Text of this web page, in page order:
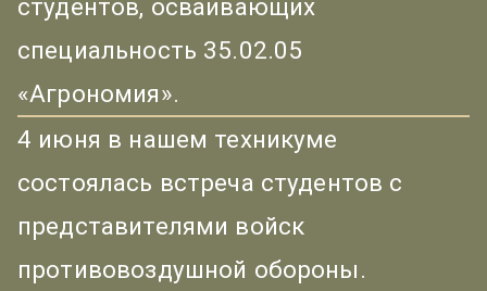
студентов, осваивающих
специальность 35.02.05
«Агрономия».
4 июня в нашем техникуме
состоялась встреча студентов с
представителями войск
противовоздушной обороны.